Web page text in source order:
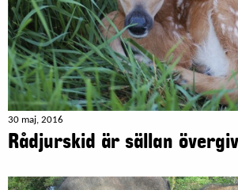
30 maj, 2016
Rådjurskid är sällan